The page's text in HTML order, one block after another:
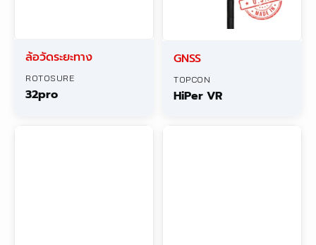
ล้อวัดระยะทาง
ROTOSURE
32pro
GNSS
TOPCON
HiPer VR